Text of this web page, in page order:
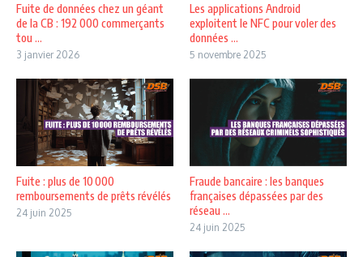
Fuite de données chez un géant
de la CB : 192 000 commerçants
tou ...
3 janvier 2026
Les applications Android
exploitent le NFC pour voler des
données ...
5 novembre 2025
Fuite : plus de 10 000
remboursements de prêts révélés
24 juin 2025
Fraude bancaire : les banques
françaises dépassées par des
réseau ...
24 juin 2025